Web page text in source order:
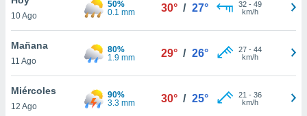
en
más
nuestra
10 Ago
50%
0.1 mm
30° / 27° 32- 49
km/h
Mañana
11 Ago
80%
1.9 mm
29° / 26° 27- 44
km/h
Miércoles
12 Ago
90%
3.3 mm
30° / 25° 21 - 36
km/h